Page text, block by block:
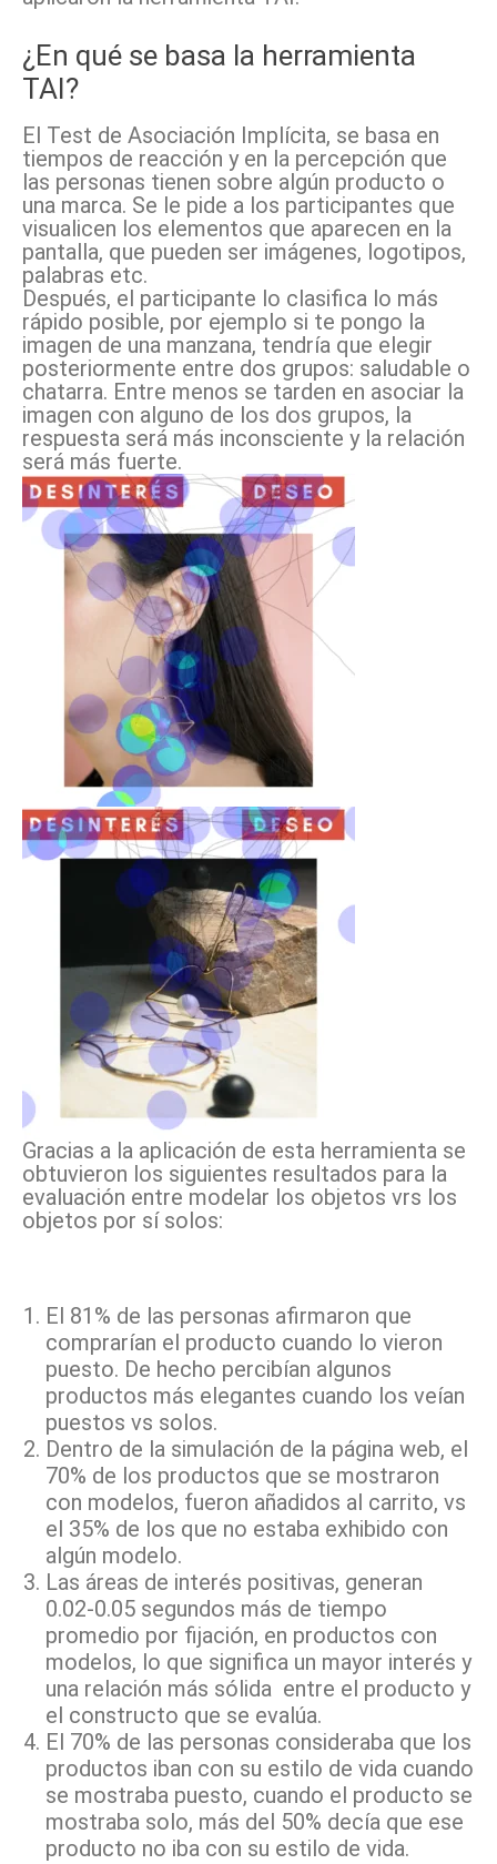
¿En qué se basa la herramienta
TAI?
El Test de Asociación Implícita, se basa en
tiempos de reacción y en la percepción que
las personas tienen sobre algún producto o
una marca. Se le pide a los participantes que
visualicen los elementos que aparecen en la
pantalla, que pueden ser imágenes, logotipos,
palabras etc.
Después, el participante lo clasifica lo más
rápido posible, por ejemplo si te pongo la
imagen de una manzana, tendría que elegir
posteriormente entre dos grupos: saludable o
chatarra. Entre menos se tarden en asociar la
imagen con alguno de los dos grupos, la
respuesta será más inconsciente y la relación
será más fuerte.
Gracias a la aplicación de esta herramienta se
obtuvieron los siguientes resultados para la
evaluación entre modelar los objetos vrs los
objetos por sí solos:
El 81% de las personas afirmaron que
comprarían el producto cuando lo vieron
puesto. De hecho percibían algunos
productos más elegantes cuando los veían
puestos vs solos.
Dentro de la simulación de la página web, el
70% de los productos que se mostraron
con modelos, fueron añadidos al carrito, vs
el 35% de los que no estaba exhibido con
algún modelo.
Las áreas de interés positivas, generan
0.02-0.05 segundos más de tiempo
promedio por fijación, en productos con
modelos, lo que significa un mayor interés y
una relación más sólida entre el producto y
el constructo que se evalúa.
El 70% de las personas consideraba que los
productos iban con su estilo de vida cuando
se mostraba puesto, cuando el producto se
mostraba solo, más del 50% decía que ese
producto no iba con su estilo de vida.